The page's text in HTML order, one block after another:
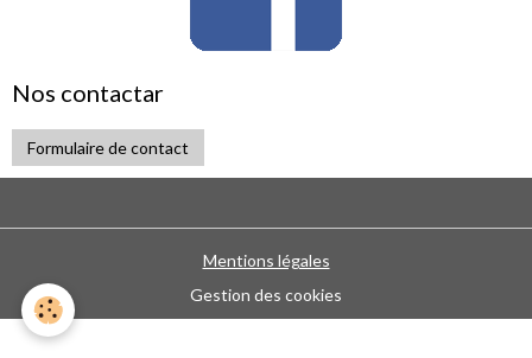
Nos contactar
Formulaire de contact
Mentions légales
Gestion des cookies